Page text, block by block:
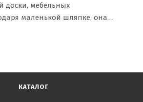
доски, мебельных
маленькой шляпке, она
КАТАЛОГ